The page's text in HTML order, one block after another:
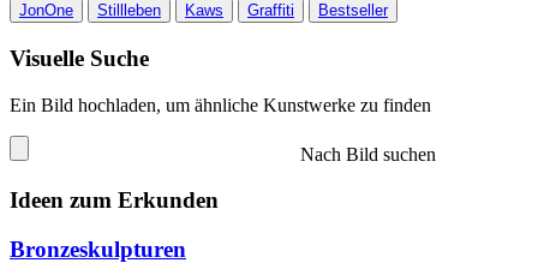
JonOne
Stillleben Kaws Graffiti Bestseller
Visuelle Suche
Ein Bild hochladen, um ähnliche Kunstwerke zu finden
Nach Bild suchen
Ideen zum Erkunden
Bronzeskulpturen